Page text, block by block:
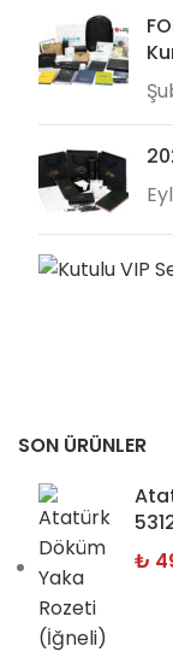
SON ÜRÜNLER
₺